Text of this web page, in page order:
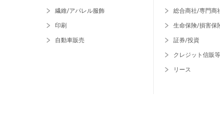
繊維/アパレル服飾
印刷
自動車販売
総合商社/専門商
生命保険/損害保
証券/投資
クレジット信販等
リース